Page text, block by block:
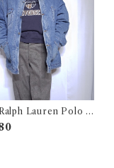
Lauren Polo C
Lined Deni
Jacket USA / ポロ